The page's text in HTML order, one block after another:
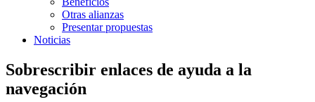
Otras alianzas
Presentar propuestas
Noticias
Sobrescribir enlaces de ayuda a la
navegación